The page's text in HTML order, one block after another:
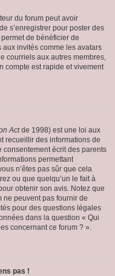
du forum peut avoir
s’enregistrer pour poster des
de bénéficier de
invités comme les avatars
courriels aux autres membres,
compte est rapide et vivement
Actde 1998) est une loi aux
recueillir des informations de
écrit des parents
permettant
n’êtes pas sûr que cela
ou que quelqu’un le fait à
obtenir son avis. Notez que
ne peuvent pas fournir de
pour des questions légales
dans la question « Qui
concernant ce forum ? ».
pas !